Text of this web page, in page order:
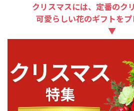
クリスマスには、定番のク
可愛らしい花のギフトを
▼